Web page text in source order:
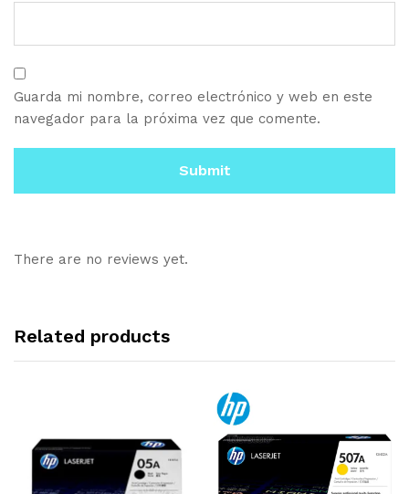
Guarda mi nombre, correo electrónico y web en este
navegador para la próxima vez que comente.
There are no reviews yet.
Related products